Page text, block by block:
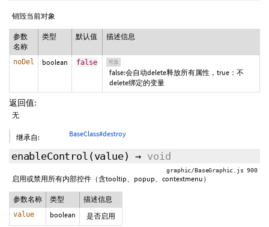
销毁当前对象
参数
名称
类型 默认值 描述信息
noDel boolean false 可选
false:会自动delete释放所有属性，true：不
delete绑定的变量
返回值:
无
继承自: BaseClass#destroy
enableControl (value) → void
graphic/BaseGraphic.js 900
启用或禁用所有内部控件（含tooltip、popup、contextmenu）
参数名称 类型 描述信息
value boolean 是否启用